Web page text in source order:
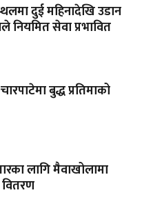
दुई महिनादेखि उडान
नियमित सेवा प्रभावित
बुद्ध प्रतिमाको
लागि मैवाखोलामा